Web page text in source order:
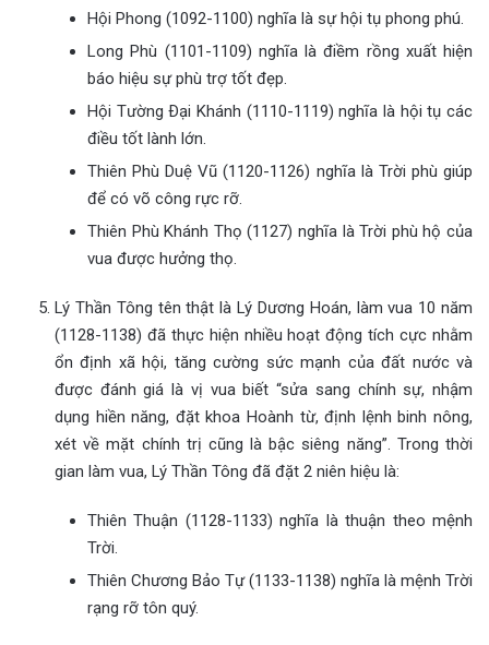
Hội Phong (1092-1100) nghĩa là sự hội tụ phong phú.
Long Phù (1101-1109) nghĩa là điềm rồng xuất hiện
báo hiệu sự phù trợ tốt đẹp.
Hội Tường Ðại Khánh (1110-1119) nghĩa là hội tụ các
điều tốt lành lớn.
Thiên Phù Duệ Vũ (1120-1126) nghĩa là Trời phù giúp
để có võ công rực rỡ.
Thiên Phù Khánh Thọ (1127) nghĩa là Trời phù hộ của
vua được hưởng thọ.
Lý Thần Tông tên thật là Lý Dương Hoán, làm vua 10 năm
(1128-1138) đã thực hiện nhiều hoạt động tích cực nhằm
ổn định xã hội, tăng cường sức mạnh của đất nước và
được đánh giá là vị vua biết “sửa sang chính sự, nhậm
dụng hiền năng, đặt khoa Hoành từ, định lệnh binh nông,
xét về mặt chính trị cũng là bậc siêng năng”. Trong thời
gian làm vua, Lý Thần Tông đã đặt 2 niên hiệu là:
Thiên Thuận (1128-1133) nghĩa là thuận theo mệnh
Trời.
Thiên Chương Bảo Tự (1133-1138) nghĩa là mệnh Trời
rạng rỡ tôn quý.